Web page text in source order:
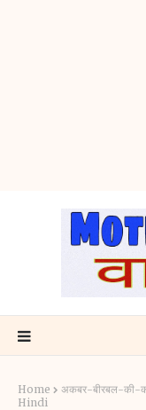
Home अकबर-बीरबल-की-
Hindi